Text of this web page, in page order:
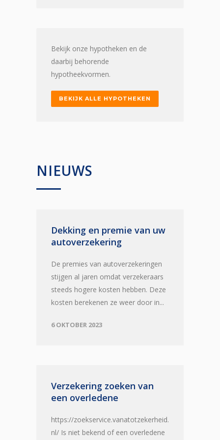
Bekijk onze hypotheken en de
daarbij behorende
hypotheekvormen.
BEKIJK ALLE HYPOTHEKEN
NIEUWS
Dekking en premie van uw
autoverzekering
De premies van autoverzekeringen
stijgen al jaren omdat verzekeraars
steeds hogere kosten hebben. Deze
kosten berekenen ze weer door in...
6 OKTOBER 2023
Verzekering zoeken van
een overledene
https://zoekservice.vanatotzekerheid.
nl/ Is niet bekend of een overledene